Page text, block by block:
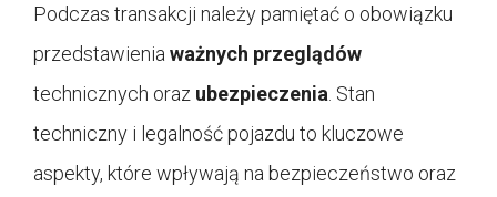
Podczas transakcji należy pamiętać o obowiązku
przedstawienia ważnych przeglądów
technicznych oraz ubezpieczenia . Stan
techniczny i legalność pojazdu to kluczowe
aspekty, które wpływają na bezpieczeństwo oraz